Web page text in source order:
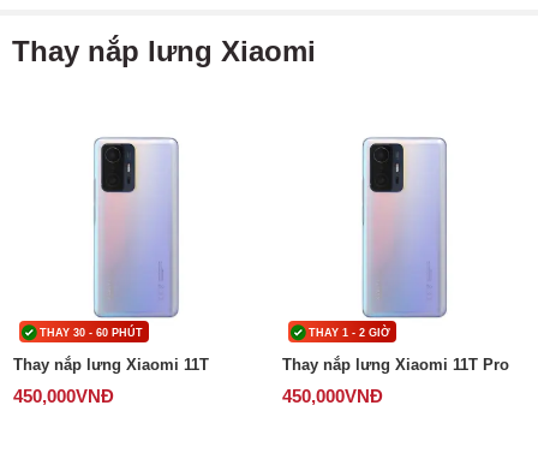
Sửa iPad
Sửa Laptop
Sửa chữa thiết bị khác
Hệ thống:
17 cửa hàng
Thay nắp lưng Xiaomi
THAY 30 - 60 PHÚT
Thay nắp lưng Xiaomi 11T
450,000VNĐ
THAY 1 - 2 GIỜ
Thay nắp lưng Xiaomi 11T Pro
450,000VNĐ